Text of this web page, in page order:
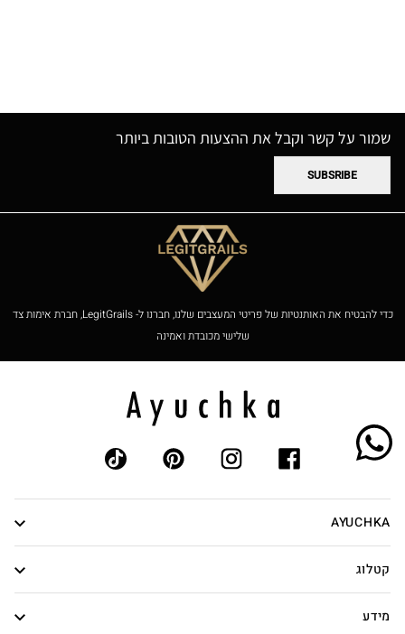
שמור על קשר וקבל את ההצעות הטובות ביותר
SUBSRIBE
כדי להבטיח את האותנטיות של פריטי המעצבים שלנו, חברנו ל- LegitGrails, חברת אימות צד
שלישי מכובדת ואמינה
AYUCHKA
אודות
אותנטיות
צור קשר
קטלוג
נשים
מידע